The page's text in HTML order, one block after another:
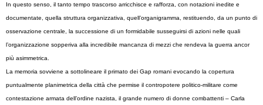
In questo senso, il tanto tempo trascorso arricchisce e rafforza, con notazioni inedite e
documentate, quella struttura organizzativa, quell’organigramma, restituendo, da un punto di
osservazione centrale, la successione di un formidabile susseguirsi di azioni nelle quali
l’organizzazione sopperiva alla incredibile mancanza di mezzi che rendeva la guerra ancor
più asimmetrica.
La memoria sovviene a sottolineare il primato dei Gap romani evocando la copertura
puntualmente planimetrica della città che permise il contropotere politico-militare come
contestazione armata dell’ordine nazista, il grande numero di donne combattenti – Carla